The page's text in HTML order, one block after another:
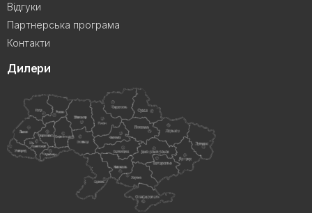
Відгуки
Партнерська програма
Контакти
Дилери